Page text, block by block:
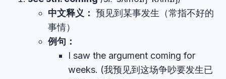
中文释义： 预见到某事发生（常指不好的
事情）
例句：
I saw the argument coming for
weeks. (我预见到这场争吵要发生已